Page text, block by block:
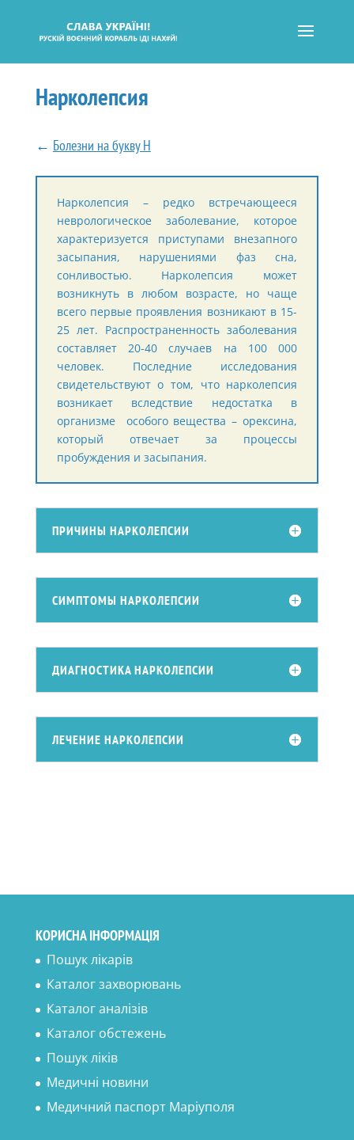
Нарколепсия
← Болезни на букву Н
Нарколепсия – редко встречающееся
неврологическое заболевание, которое
характеризуется приступами внезапного
засыпания, нарушениями фаз сна,
сонливостью. Нарколепсия может
возникнуть в любом возрасте, но чаще
всего первые проявления возникают в 15-
25 лет. Распространенность заболевания
составляет 20-40 случаев на 100 000
человек. Последние исследования
свидетельствуют о том, что нарколепсия
возникает вследствие недостатка в
организме особого вещества – орексина,
который отвечает за процессы
пробуждения и засыпания.
ПРИЧИНЫ НАРКОЛЕПСИИ
СИМПТОМЫ НАРКОЛЕПСИИ
ДИАГНОСТИКА НАРКОЛЕПСИИ
ЛЕЧЕНИЕ НАРКОЛЕПСИИ
КОРИСНА ІНФОРМАЦІЯ
Пошук лікарів
Каталог захворювань
Каталог аналізів
Каталог обстежень
Пошук ліків
Медичні новини
Медичний паспорт Маріуполя